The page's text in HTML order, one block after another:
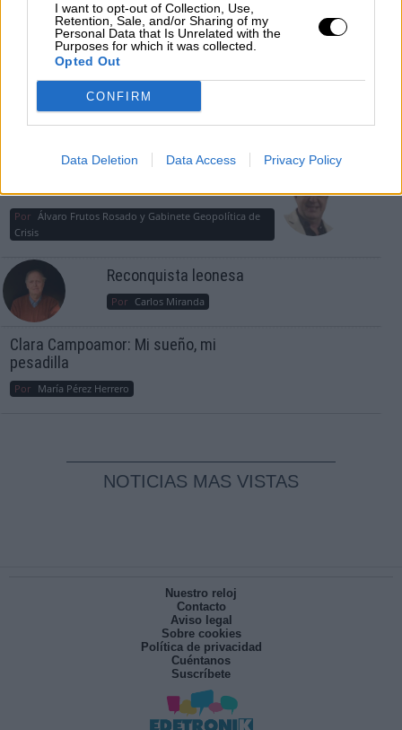
I want to opt-out of Collection, Use,
Retention, Sale, and/or Sharing of my
Personal Data that Is Unrelated with the
Purposes for which it was collected.
Opted Out
CONFIRM
Data Deletion Data Access Privacy Policy
Suelta y confía
María Comesaña
Votantes y votados
Por Juan Manuel Beltrán
El Conflicto de Oriente Medio: Un Nuevo
Orden Autoritario en Construcción
Por Álvaro Frutos Rosado y Gabinete Geopolítica de
Crisis
Reconquista leonesa
Por Carlos Miranda
Clara Campoamor: Mi sueño, mi
pesadilla
Por María Pérez Herrero
NOTICIAS MAS VISTAS
Nuestro reloj
Contacto
Aviso legal
Sobre cookies
Política de privacidad
Cuéntanos
Suscríbete